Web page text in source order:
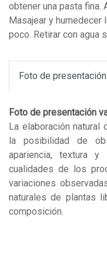
obtener una pasta fina.
Masajear y humedecer
poco. Retirar con agua
Foto de presentación
Foto de presentación
La elaboración
la posibilidad de
apariencia, textura
cualidades de los
variaciones
naturales de plantas
composición.